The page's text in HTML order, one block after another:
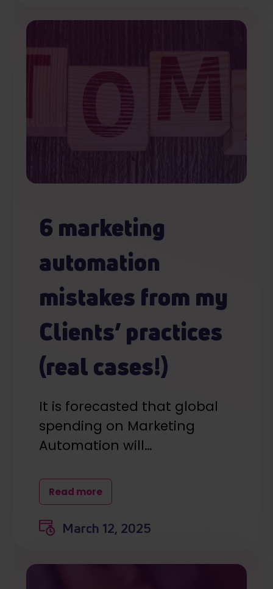
korzystania z ich usług.
6 marketing
automation
mistakes from my
Clients’ practices
(real cases!)
It is forecasted that global
spending on Marketing
Automation will…
Read more
March 12, 2025